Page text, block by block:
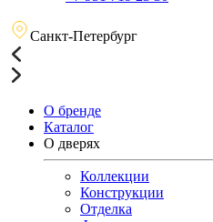
Санкт-Петербург
О бренде
Каталог
О дверях
Коллекции
Конструкции
Отделка